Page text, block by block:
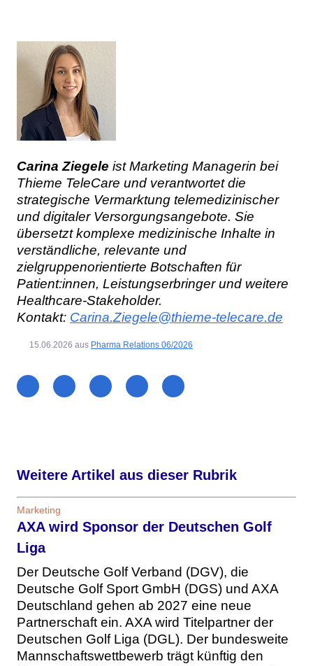
Carina Ziegele ist Marketing Managerin bei
Thieme TeleCare und verantwortet die
strategische Vermarktung telemedizinischer
und digitaler Versorgungsangebote. Sie
übersetzt komplexe medizinische Inhalte in
verständliche, relevante und
zielgruppenorientierte Botschaften für
Patient:innen, Leistungserbringer und weitere
Healthcare-Stakeholder.
Kontakt: Carina.Ziegele@thieme-telecare.de
15.06.2026 aus Pharma Relations 06/2026
Weitere Artikel aus dieser Rubrik
Marketing
AXA wird Sponsor der Deutschen Golf
Liga
Der Deutsche Golf Verband (DGV), die
Deutsche Golf Sport GmbH (DGS) und AXA
Deutschland gehen ab 2027 eine neue
Partnerschaft ein. AXA wird Titelpartner der
Deutschen Golf Liga (DGL). Der bundesweite
Mannschaftswettbewerb trägt künftig den